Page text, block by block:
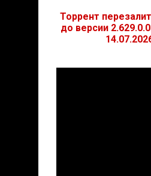
Торрент
до версии